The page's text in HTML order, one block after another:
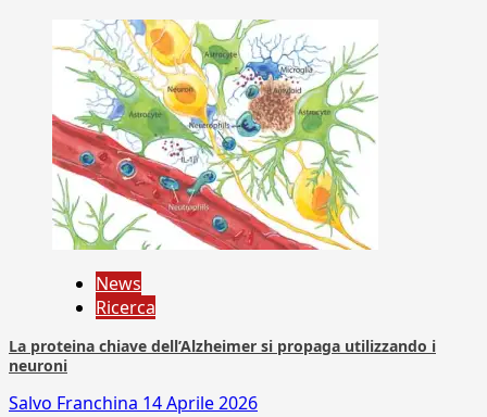
News
Ricerca
La proteina chiave dell’Alzheimer si propaga utilizzando i
neuroni
Salvo Franchina 14 Aprile 2026